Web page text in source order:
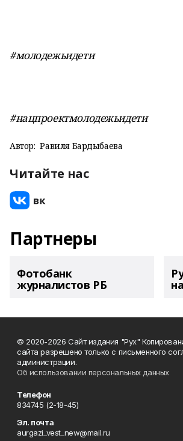
#молодежьидети
#нацпроектмолодежьидети
Автор: Равиля Бардыбаева
Читайте нас
Партнеры
Фотобанк
журналистов РБ
© 2020-2026 Сайт издания "Рух"
сайта разрешено только с письменного
администрации.
Об использовании персональных данных
Телефон
834745 (2-18-45)
Эл. почта
aurgazi_vest_new@mail.ru